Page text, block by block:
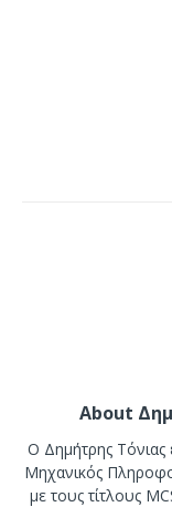
About
Ο Δημήτρης Τόνιας
Μηχανικός
με τους τίτλους